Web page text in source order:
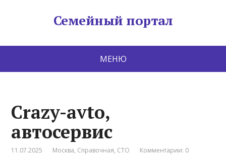
Семейный портал
МЕНЮ
Crazy-avto,
автосервис
11.07.2025 Москва, Справочная, СТО Комментарии: 0